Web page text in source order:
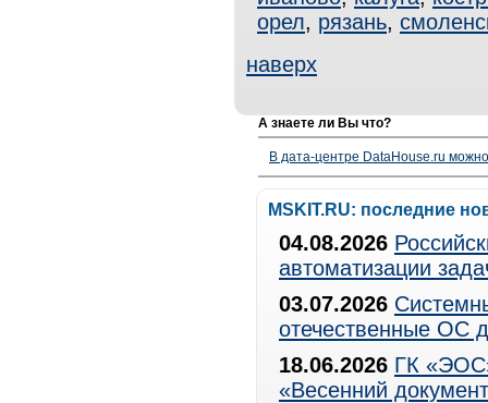
орел, рязань,
наверх
А знаете ли Вы что?
В дата-центре DataHouse.ru
MSKIT.RU: последние
04.08.2026
автоматизации
03.07.2026
отечественные ОС
18.06.2026 ГК
«Весенний